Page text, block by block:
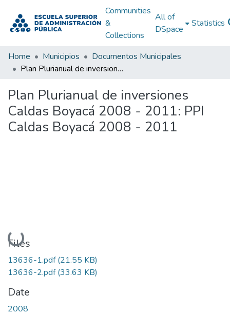
Communities
&
Collections
All of
DSpace
Statistics
Home Municipios
Documentos Municipales
Plan Plurianual de inversiones Caldas Boyacá 2008 - 2011: PPI Caldas Boyacá 2008 - 2011
Plan Plurianual de inversiones
Caldas Boyacá 2008 - 2011: PPI
Caldas Boyacá 2008 - 2011
Loading...
Files
13636-1.pdf(21.55 KB)
13636-2.pdf(33.63 KB)
Date
2008